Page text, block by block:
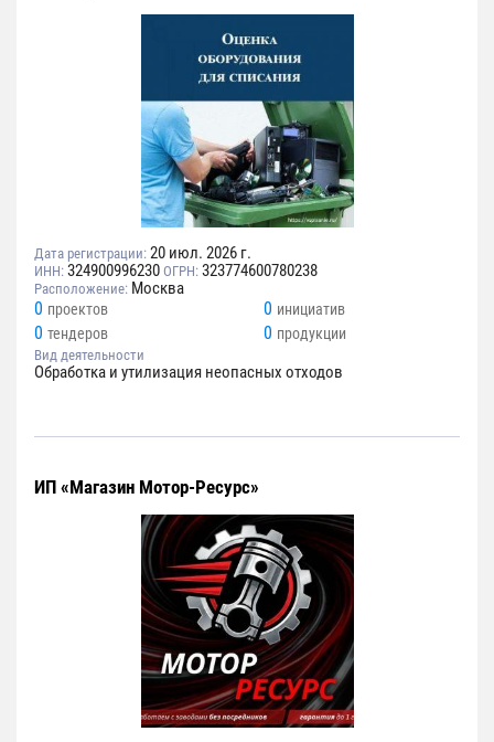
Дата регистрации: 20 июл. 2026 г.
ИНН: 324900996230 ОГРН: 323774600780238
Расположение: Москва
0 проектов 0 инициатив
0 тендеров 0 продукции
Вид деятельности
Обработка и утилизация неопасных отходов
ИП «Магазин Мотор-Ресурс»